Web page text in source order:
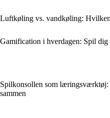
Luftkøling vs. vandkøling:
Gamification i hverdagen: Spil
Spilkonsollen som
sammen